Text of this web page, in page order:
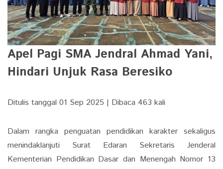
Apel Pagi SMA Jendral Ahmad Yani,
Hindari Unjuk Rasa Beresiko
Ditulis tanggal 01 Sep 2025 | Dibaca 463 kali
Dalam rangka penguatan pendidikan karakter sekaligus
menindaklanjuti Surat Edaran Sekretaris Jenderal
Kementerian Pendidikan Dasar dan Menengah Nomor 13